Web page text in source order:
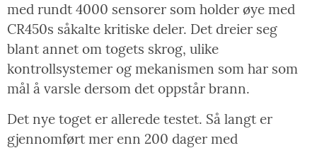
med rundt 4000 sensorer som holder øye med
CR450s såkalte kritiske deler. Det dreier seg
blant annet om togets skrog, ulike
kontrollsystemer og mekanismen som har som
mål å varsle dersom det oppstår brann.
Det nye toget er allerede testet. Så langt er
gjennomført mer enn 200 dager med